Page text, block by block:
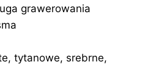
grawerowania
tytanowe, srebrne,